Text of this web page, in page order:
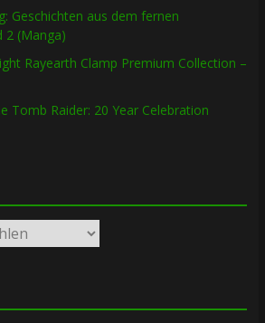
Geschichten aus dem fernen
2 (Manga)
Rayearth Clamp Premium Collection –
Tomb Raider: 20 Year Celebration